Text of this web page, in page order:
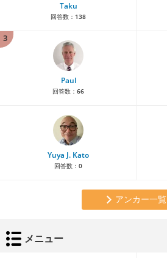
Taku
回答数： 138
3
Paul
回答数： 66
Yuya J. Kato
回答数： 0
アンカー一覧
メニュー